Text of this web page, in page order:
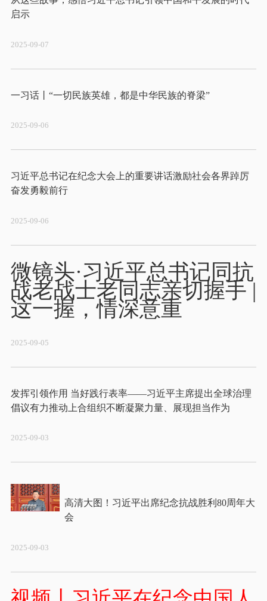
启示
2025-09-07
一习话丨“一切民族英雄，都是中华民族的脊梁”
2025-09-06
习近平总书记在纪念大会上的重要讲话激励社会各界踔厉
奋发勇毅前行
2025-09-06
微镜头·习近平总书记同抗
战老战士老同志亲切握手 |
这一握，情深意重
2025-09-05
发挥引领作用 当好践行表率——习近平主席提出全球治理
2025-09-03
高清大图！习近平出席纪念抗战胜利80周年大
2025-09-03